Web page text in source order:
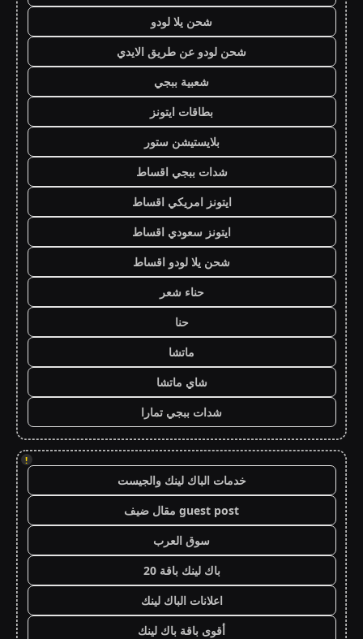
شحن يلا لودو
شحن لودو عن طريق الايدي
شعبية ببجي
بطاقات ايتونز
بلايستيشن ستور
شدات ببجي اقساط
ايتونز امريكي اقساط
ايتونز سعودي اقساط
شحن يلا لودو اقساط
حناء شعر
حنا
ماتشا
شاي ماتشا
شدات ببجي تمارا
!
خدمات الباك لينك والجيست
guest post مقال ضيف
سوق العرب
باك لينك باقة 20
اعلانات الباك لينك
أقوى باقة باك لينك